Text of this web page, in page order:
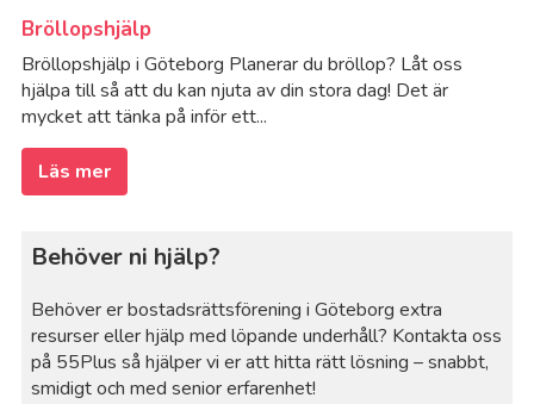
Bröllopshjälp
Bröllopshjälp i Göteborg Planerar du bröllop? Låt oss
hjälpa till så att du kan njuta av din stora dag! Det är
mycket att tänka på inför ett...
Läs mer
Behöver ni hjälp?
Behöver er bostadsrättsförening i Göteborg extra
resurser eller hjälp med löpande underhåll? Kontakta oss
på 55Plus så hjälper vi er att hitta rätt lösning – snabbt,
smidigt och med senior erfarenhet!